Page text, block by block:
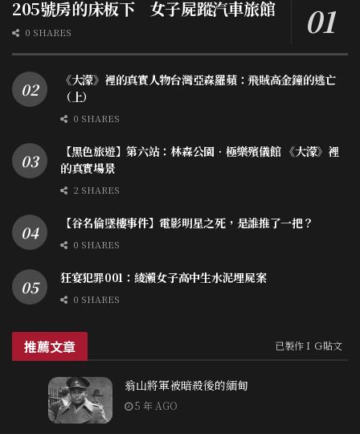
205號房的床板下 女子屍蹤汽車旅館
0 SHARES
《大濛》裡的真實人物台灣亞森羅蘋：飛賊高金鐘的逃亡
（上）
0 SHARES
【黑色旅遊】第六站：林森公園．極樂殯儀館 《大濛》裡
的真實場景
2 SHARES
【谷名倫墜樓事件】電影明星之死，是誰推了一把？
0 SHARES
狂宴犯罪001：綾瀨女子高中生水泥埋屍案
0 SHARES
推薦文章 已製作ＩＧ貼文
翁山將軍被暗殺後的緬甸
5 年 AGO